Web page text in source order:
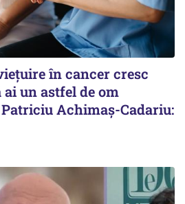
în cancer cresc
un astfel de om
Achimaș-Cadariu: